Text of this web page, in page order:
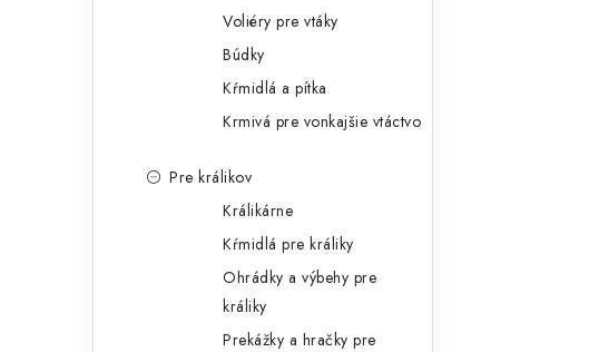
Voliéry pre vtáky
Búdky
Kŕmidlá a pítka
Krmivá pre vonkajšie vtáctvo
Pre králikov
Králikárne
Kŕmidlá pre králiky
Ohrádky a výbehy pre
králiky
Prekážky a hračky pre